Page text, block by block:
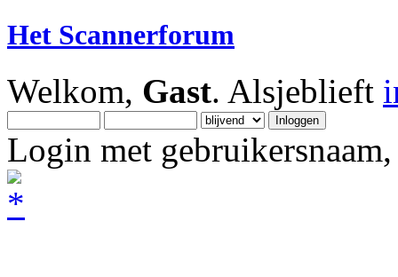
Het Scannerforum
Welkom, Gast. Alsjeblieft
Login met